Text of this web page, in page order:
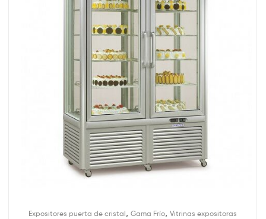
Expositores puerta de cristal, Gama Frío, Vitrinas expositoras